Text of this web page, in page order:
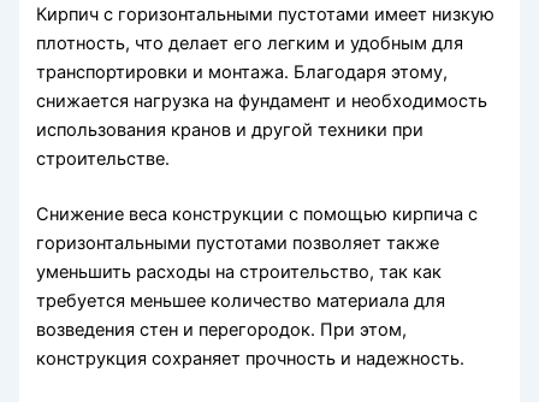
Кирпич с горизонтальными пустотами имеет низкую
плотность, что делает его легким и удобным для
транспортировки и монтажа. Благодаря этому,
снижается нагрузка на фундамент и необходимость
использования кранов и другой техники при
строительстве.
Снижение веса конструкции с помощью кирпича с
горизонтальными пустотами позволяет также
уменьшить расходы на строительство, так как
требуется меньшее количество материала для
возведения стен и перегородок. При этом,
конструкция сохраняет прочность и надежность.